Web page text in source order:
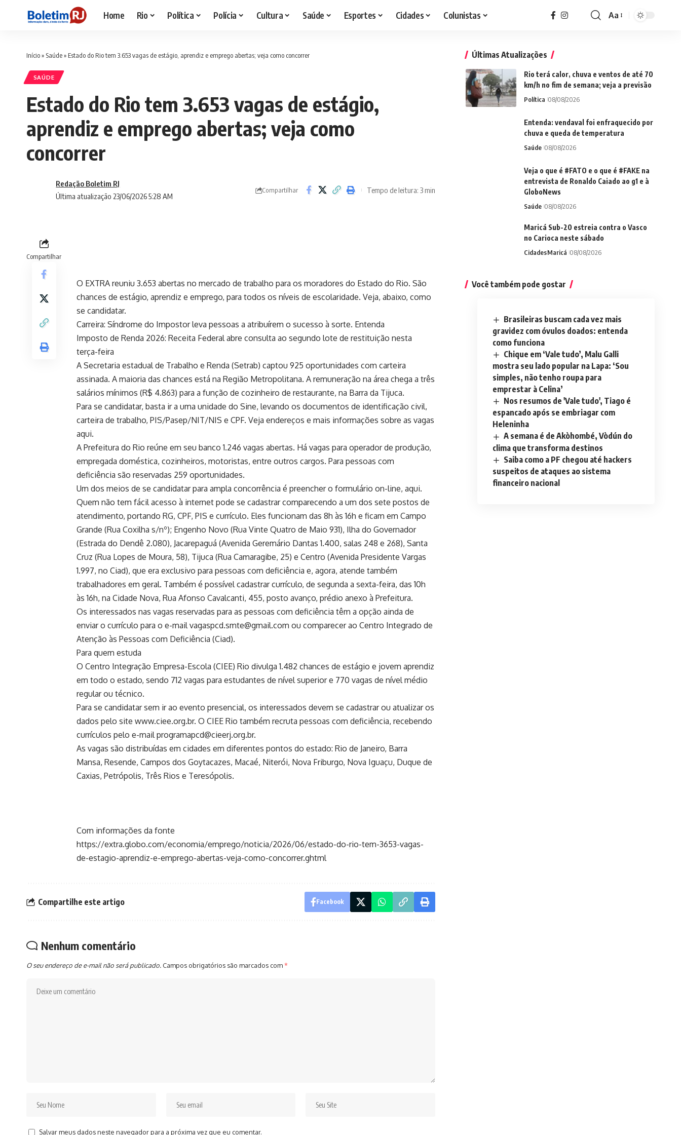
Home Rio Política Polícia Cultura Saúde Esportes Cidades Colunistas
Font
Aa
Início» Saúde» Estado do Rio tem 3.653 vagas de estágio, aprendiz e emprego abertas; veja como concorrer
SAÚDE
Estado do Rio tem 3.653 vagas de estágio,
aprendiz e emprego abertas; veja como
concorrer
Última atualização 23/06/2026 5:28 AM
Redação Boletim RJ
Compartilhar Tempo de leitura: 3 min
Compartilhar
O EXTRA reuniu 3.653 abertas no mercado de trabalho para os moradores do Estado do Rio. São
chances de estágio, aprendiz e emprego, para todos os níveis de escolaridade. Veja, abaixo, como
se candidatar.
Carreira: Síndrome do Impostor leva pessoas a atribuírem o sucesso à sorte. Entenda
Imposto de Renda 2026: Receita Federal abre consulta ao segundo lote de restituição nesta
terça-feira
A Secretaria estadual de Trabalho e Renda (Setrab) captou 925 oportunidades com carteira
assinada. A maioria das chances está na Região Metropolitana. A remuneração na área chega a três
salários mínimos (R$ 4.863) para a função de cozinheiro de restaurante, na Barra da Tijuca.
Para se candidatar, basta ir a uma unidade do Sine, levando os documentos de identificação civil,
carteira de trabalho, PIS/Pasep/NIT/NIS e CPF. Veja endereços e mais informações sobre as vagas
aqui.
A Prefeitura do Rio reúne em seu banco 1.246 vagas abertas. Há vagas para operador de produção,
empregada doméstica, cozinheiros, motoristas, entre outros cargos. Para pessoas com
deficiência são reservadas 259 oportunidades.
Um dos meios de se candidatar para ampla concorrência é preencher o formulário on-line, aqui.
Quem não tem fácil acesso à internet pode se cadastrar comparecendo a um dos sete postos de
atendimento, portando RG, CPF, PIS e currículo. Eles funcionam das 8h às 16h e ficam em Campo
Grande (Rua Coxilha s/nº); Engenho Novo (Rua Vinte Quatro de Maio 931), Ilha do Governador
(Estrada do Dendê 2.080), Jacarepaguá (Avenida Geremário Dantas 1.400, salas 248 e 268), Santa
Cruz (Rua Lopes de Moura, 58), Tijuca (Rua Camaragibe, 25) e Centro (Avenida Presidente Vargas
1.997, no Ciad), que era exclusivo para pessoas com deficiência e, agora, atende também
trabalhadores em geral. Também é possível cadastrar currículo, de segunda a sexta-feira, das 10h
às 16h, na Cidade Nova, Rua Afonso Cavalcanti, 455, posto avanço, prédio anexo à Prefeitura.
Os interessados nas vagas reservadas para as pessoas com deficiência têm a opção ainda de
enviar o currículo para o e-mail vagaspcd.smte@gmail.com ou comparecer ao Centro Integrado de
Atenção às Pessoas com Deficiência (Ciad).
Para quem estuda
O Centro Integração Empresa-Escola (CIEE) Rio divulga 1.482 chances de estágio e jovem aprendiz
em todo o estado, sendo 712 vagas para estudantes de nível superior e 770 vagas de nível médio
regular ou técnico.
Para se candidatar sem ir ao evento presencial, os interessados devem se cadastrar ou atualizar os
dados pelo site www.ciee.org.br. O CIEE Rio também recruta pessoas com deficiência, recebendo
currículos pelo e-mail programapcd@cieerj.org.br.
As vagas são distribuídas em cidades em diferentes pontos do estado: Rio de Janeiro, Barra
Mansa, Resende, Campos dos Goytacazes, Macaé, Niterói, Nova Friburgo, Nova Iguaçu, Duque de
Caxias, Petrópolis, Três Rios e Teresópolis.
Com informações da fonte
https://extra.globo.com/economia/emprego/noticia/2026/06/estado-do-rio-tem-3653-vagas-
de-estagio-aprendiz-e-emprego-abertas-veja-como-concorrer.ghtml
Compartilhe este artigo Facebook
Nenhum comentário
O seu endereço de e-mail não será publicado. Campos obrigatórios são marcados com*
Salvar meus dados neste navegador para a próxima vez que eu comentar.
Últimas Atualizações
Rio terá calor, chuva e ventos de até 70
km/h no fim de semana; veja a previsão
Política 08/08/2026
Entenda: vendaval foi enfraquecido por
chuva e queda de temperatura
Saúde 08/08/2026
Veja o que é #FATO e o que é #FAKE na
entrevista de Ronaldo Caiado ao g1 e à
GloboNews
Saúde 08/08/2026
Maricá Sub-20 estreia contra o Vasco
no Carioca neste sábado
CidadesMaricá 08/08/2026
Você também pode gostar
Brasileiras buscam cada vez mais
gravidez com óvulos doados: entenda
como funciona
Chique em ‘Vale tudo’, Malu Galli
mostra seu lado popular na Lapa: ‘Sou
simples, não tenho roupa para
emprestar à Celina’
Nos resumos de 'Vale tudo', Tiago é
espancado após se embriagar com
Heleninha
A semana é de Akòhombé, Vòdún do
clima que transforma destinos
Saiba como a PF chegou até hackers
suspeitos de ataques ao sistema
financeiro nacional